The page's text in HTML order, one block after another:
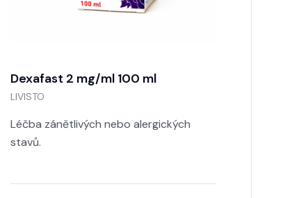
Dexafast 2 mg/ml 100 ml
LIVISTO
Léčba zánětlivých nebo alergických
stavů.